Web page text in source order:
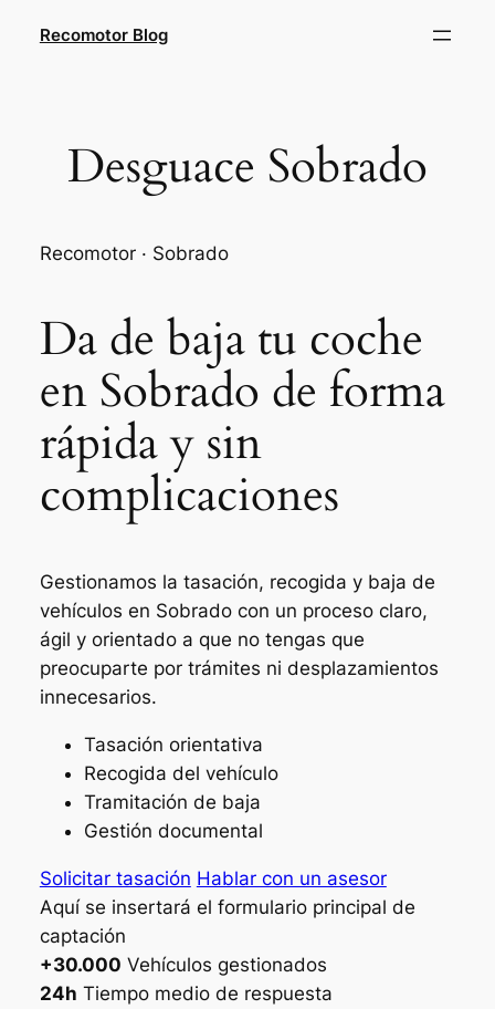
Recomotor Blog
Desguace Sobrado
Recomotor · Sobrado
Da de baja tu coche
en Sobrado de forma
rápida y sin
complicaciones
Gestionamos la tasación, recogida y baja de
vehículos en Sobrado con un proceso claro,
ágil y orientado a que no tengas que
preocuparte por trámites ni desplazamientos
innecesarios.
Tasación orientativa
Recogida del vehículo
Tramitación de baja
Gestión documental
Solicitar tasación Hablar con un asesor
Aquí se insertará el formulario principal de
captación
+30.000 Vehículos gestionados
24h Tiempo medio de respuesta